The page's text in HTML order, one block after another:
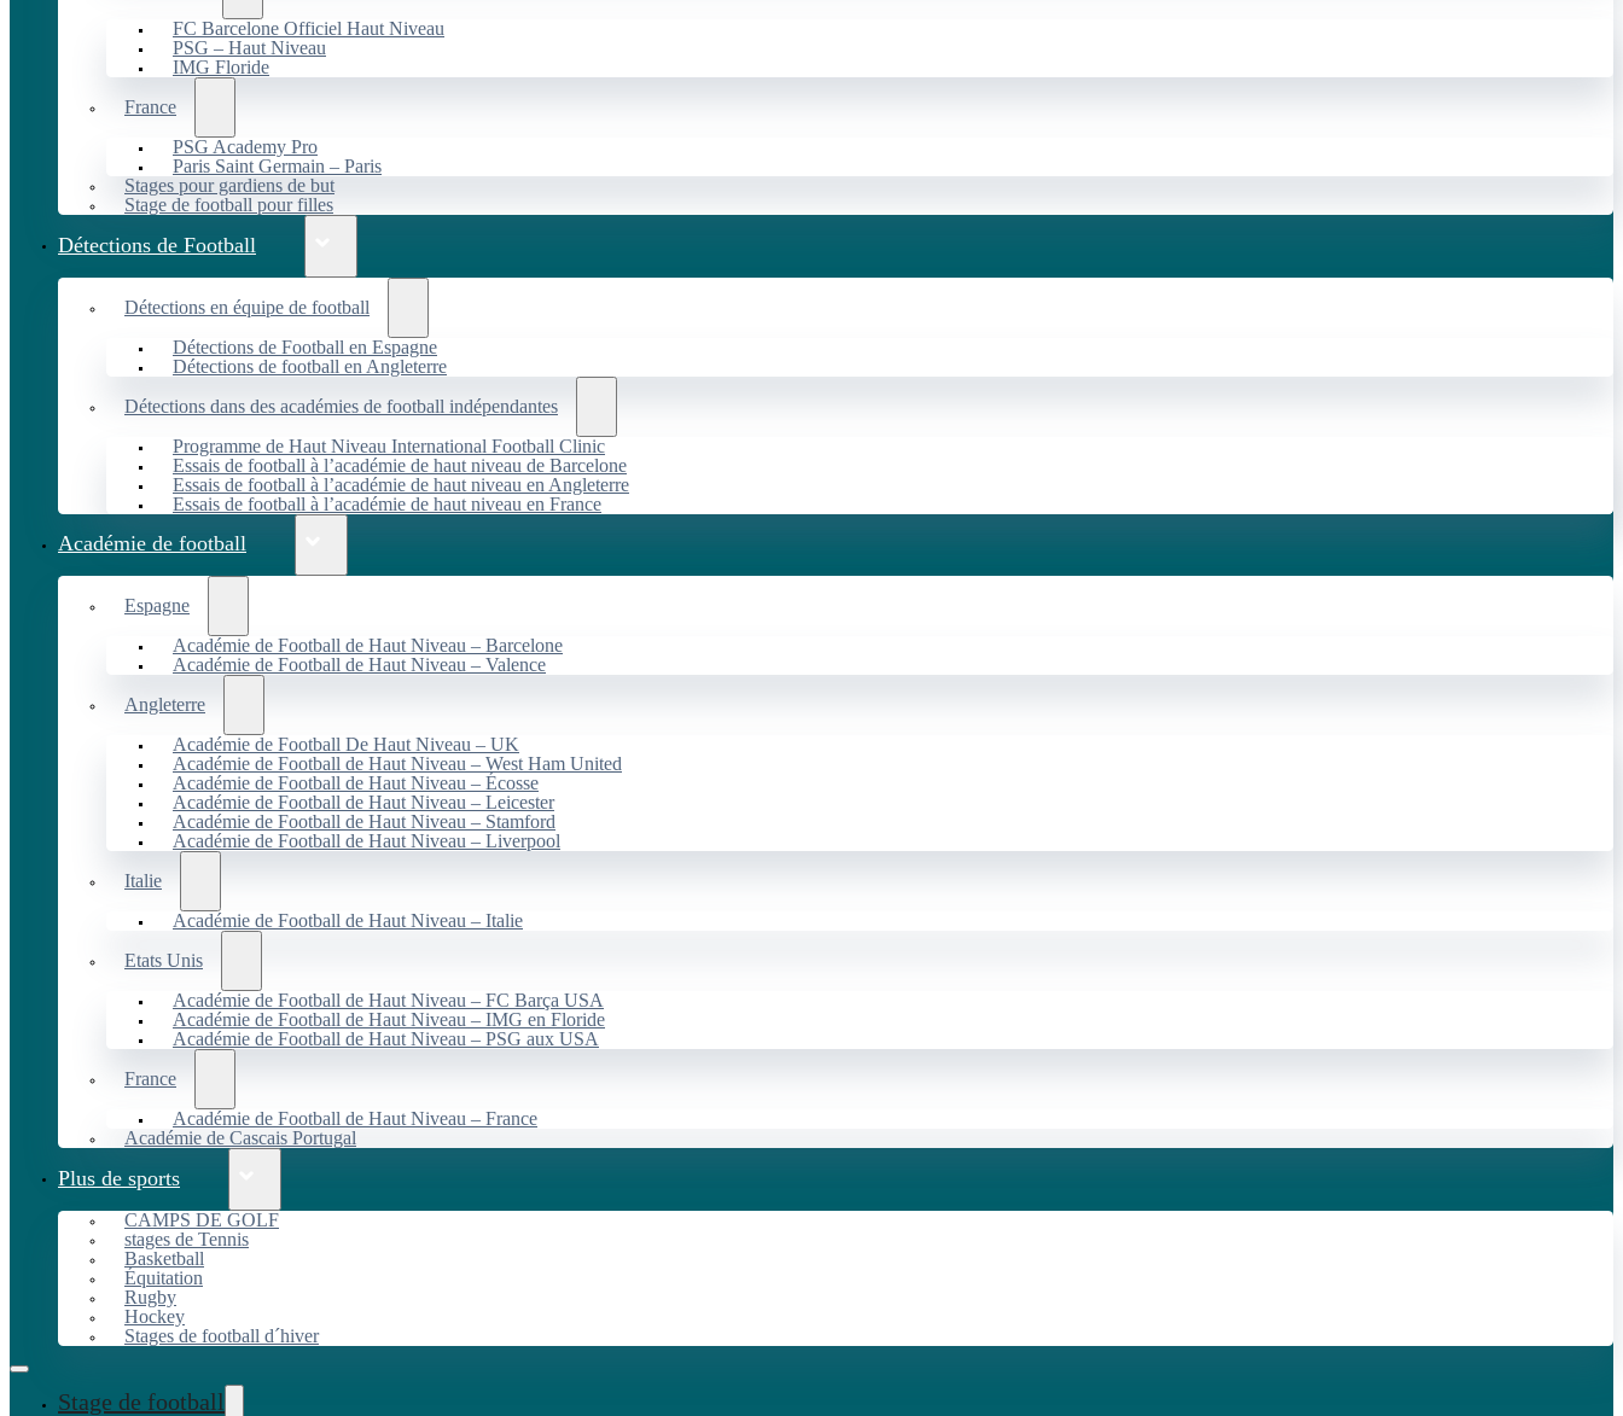
FC Barcelone Officiel Haut Niveau
PSG – Haut Niveau
IMG Floride
France
PSG Academy Pro
Paris Saint Germain – Paris
Stages pour gardiens de but
Stage de football pour filles
Détections de Football
Détections en équipe de football
Détections de Football en Espagne
Détections de football en Angleterre
Détections dans des académies de football indépendantes
Programme de Haut Niveau International Football Clinic
Essais de football à l’académie de haut niveau de Barcelone
Essais de football à l’académie de haut niveau en Angleterre
Essais de football à l’académie de haut niveau en France
Académie de football
Espagne
Académie de Football de Haut Niveau – Barcelone
Académie de Football de Haut Niveau – Valence
Angleterre
Académie de Football De Haut Niveau – UK
Académie de Football de Haut Niveau – West Ham United
Académie de Football de Haut Niveau – Écosse
Académie de Football de Haut Niveau – Leicester
Académie de Football de Haut Niveau – Stamford
Académie de Football de Haut Niveau – Liverpool
Italie
Académie de Football de Haut Niveau – Italie
Etats Unis
Académie de Football de Haut Niveau – FC Barça USA
Académie de Football de Haut Niveau – IMG en Floride
Académie de Football de Haut Niveau – PSG aux USA
France
Académie de Football de Haut Niveau – France
Académie de Cascais Portugal
Plus de sports
CAMPS DE GOLF
stages de Tennis
Basketball
Équitation
Rugby
Hockey
Stages de football d´hiver
Stage de football